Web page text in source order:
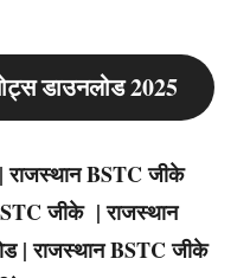
डाउनलोड 2025
राजस्थान BSTC जीके
जीके | राजस्थान
| राजस्थान BSTC जीके